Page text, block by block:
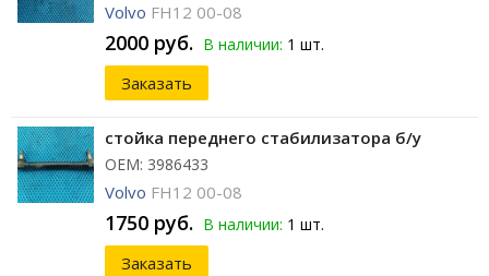
Volvo FH12 00-08
2000 руб. В наличии: 1 шт.
Заказать
стойка переднего стабилизатора б/у
ОЕМ: 3986433
Volvo FH12 00-08
1750 руб. В наличии: 1 шт.
Заказать